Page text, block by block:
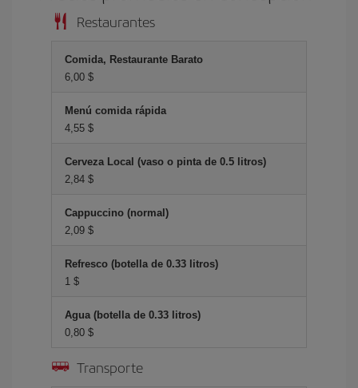
Restaurantes
Comida, Restaurante Barato
6,00 $
Menú comida rápida
4,55 $
Cerveza Local (vaso o pinta de 0.5 litros)
2,84 $
Cappuccino (normal)
2,09 $
Refresco (botella de 0.33 litros)
1 $
Agua (botella de 0.33 litros)
0,80 $
Transporte